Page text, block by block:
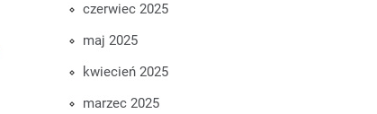
czerwiec 2025
maj 2025
kwiecień 2025
marzec 2025